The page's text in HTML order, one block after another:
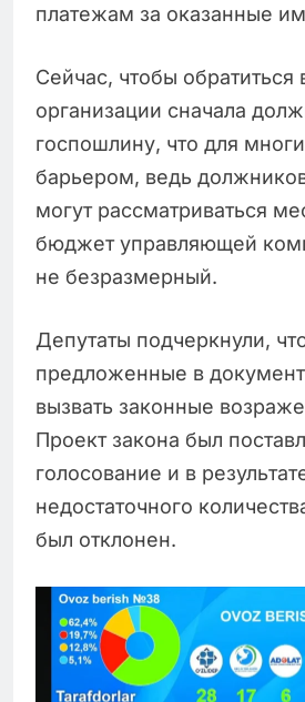
платежам за оказанные
Сейчас, чтобы обратиться
организации сначала
госпошлину, что для
барьером, ведь
могут рассматриваться
бюджет управляющей
не безразмерный.
Депутаты подчеркнули,
предложенные в
вызвать законные
Проект закона был
голосование и в
недостаточного
был отклонен.